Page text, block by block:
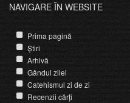
NAVIGARE ÎN WEBSITE
Prima pagină
Știri
Arhivă
Gândul zilei
Catehismul zi de zi
Recenzii cărți